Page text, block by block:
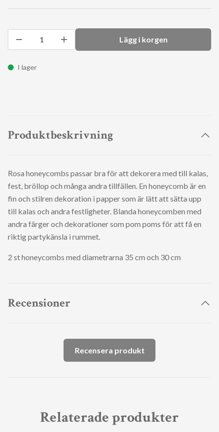
Lägg i korgen
I lager
Produktbeskrivning
Rosa honeycombs passar bra för att dekorera med till kalas,
fest, bröllop och många andra tillfällen. En honeycomb är en
fin och stilren dekoration i papper som är lätt att sätta upp
till kalas och andra festligheter. Blanda honeycomben med
andra färger och dekorationer som pom poms för att få en
riktig partykänsla i rummet.
2 st honeycombs med diametrarna 35 cm och 30 cm
Recensioner
Recensera produkt
Relaterade produkter